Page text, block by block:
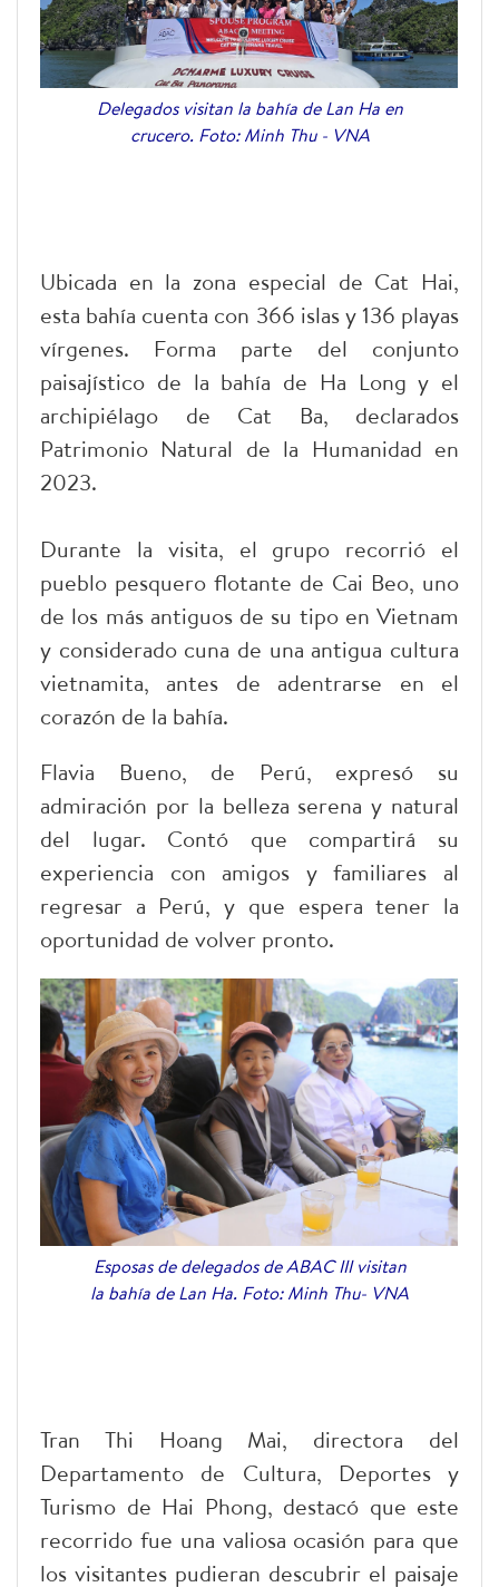
Delegados visitan la bahía de Lan Ha en
crucero. Foto: Minh Thu - VNA
Ubicada en la zona especial de Cat Hai,
esta bahía cuenta con 366 islas y 136 playas
vírgenes. Forma parte del conjunto
paisajístico de la bahía de Ha Long y el
archipiélago de Cat Ba, declarados
Patrimonio Natural de la Humanidad en
2023.
Durante la visita, el grupo recorrió el
pueblo pesquero flotante de Cai Beo, uno
de los más antiguos de su tipo en Vietnam
y considerado cuna de una antigua cultura
vietnamita, antes de adentrarse en el
corazón de la bahía.
Flavia Bueno, de Perú, expresó su
admiración por la belleza serena y natural
del lugar. Contó que compartirá su
experiencia con amigos y familiares al
regresar a Perú, y que espera tener la
oportunidad de volver pronto.
Esposas de delegados de ABAC III visitan
la bahía de Lan Ha. Foto: Minh Thu- VNA
Tran Thi Hoang Mai, directora del
Departamento de Cultura, Deportes y
Turismo de Hai Phong, destacó que este
recorrido fue una valiosa ocasión para que
los visitantes pudieran descubrir el paisaje